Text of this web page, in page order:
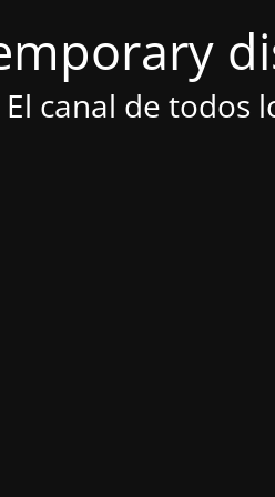
El canal de todos